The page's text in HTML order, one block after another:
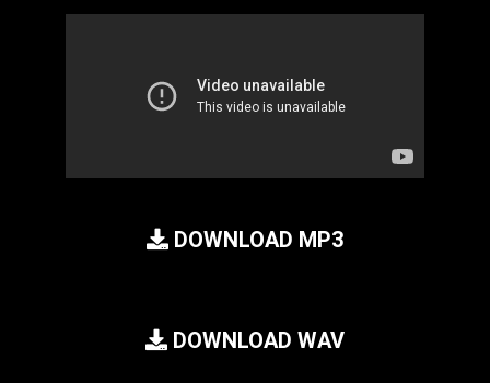
DOWNLOAD MP3
DOWNLOAD WAV